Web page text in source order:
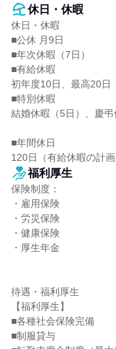
休日・休暇
休日・休暇
■公休 月9日
■年次休暇（7日）
■有給休暇
初年度10日、最高20日
■特別休暇
結婚休暇（5日）、慶
■年間休日
120日（有給休暇の計
福利厚生
保険制度：
・雇用保険
・労災保険
・健康保険
・厚生年金
待遇・福利厚生
【福利厚生】
■各種社会保険完備
■制服貸与